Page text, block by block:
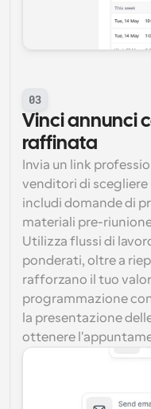
03
Vinci annunci
raffinata
Invia un link
venditori di
includi domande di
materiali pre-
Utilizza flussi di
ponderati, oltre a
rafforzano il tuo
programmazione
la presentazione
ottenere